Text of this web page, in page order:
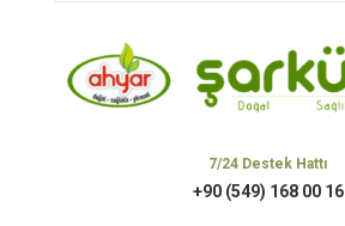
7/24 Destek Hattı
+90 (549) 168 00 16